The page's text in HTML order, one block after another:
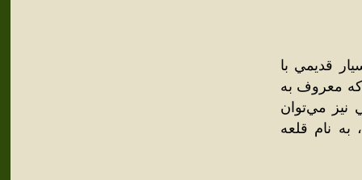
قديمي با
که معروف به
نيز مي‌توان
به نام قلعه